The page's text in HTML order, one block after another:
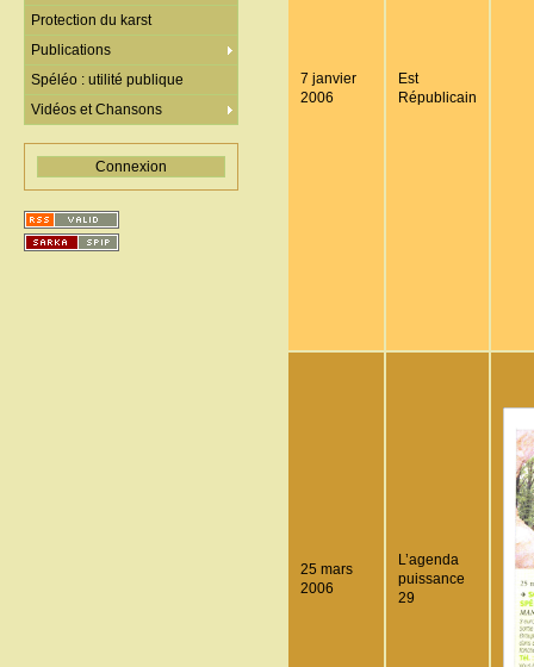
7 janvier
2006
Est
Républicain
25 mars
2006
L’agenda
puissance
29
Protection du karst
Publications
Spéléo : utilité publique
Vidéos et Chansons
Connexion